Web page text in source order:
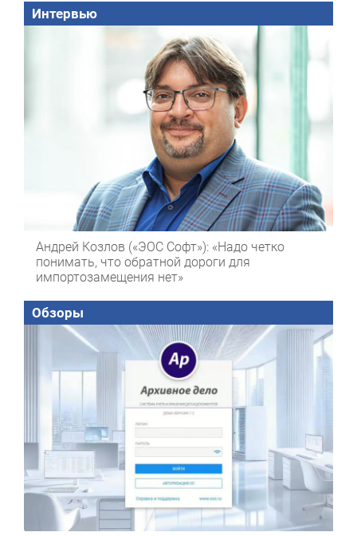
Интервью
Андрей Козлов («ЭОС Софт»): «Надо четко
понимать, что обратной дороги для
импортозамещения нет»
Обзоры